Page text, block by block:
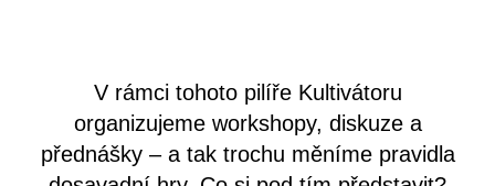
V rámci tohoto pilíře Kultivátoru
organizujeme workshopy, diskuze a
přednášky – a tak trochu měníme pravidla